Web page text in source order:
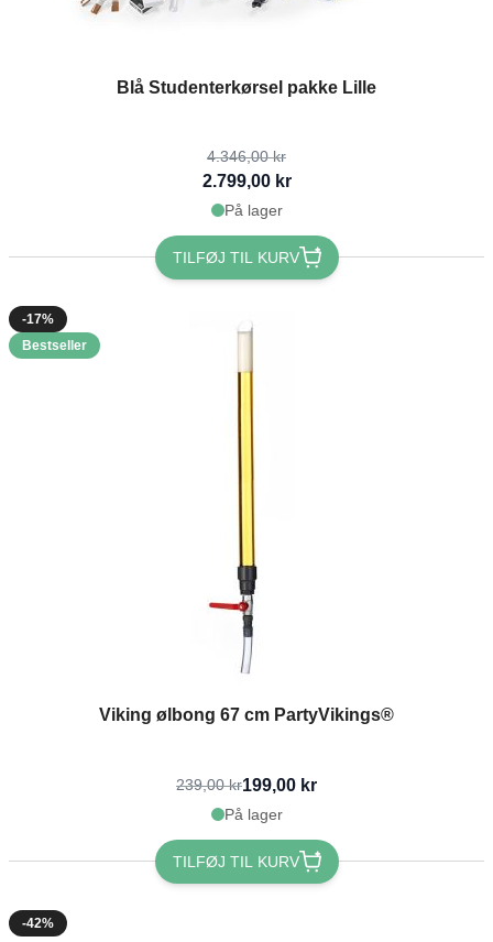
Blå Studenterkørsel pakke Lille
The price depends on the options chosen on the product page
4.346,00 kr
2.799,00 kr
På lager
TILFØJ TIL KURV
-17%
Bestseller
Viking ølbong 67 cm PartyVikings®
239,00 kr199,00 kr
På lager
TILFØJ TIL KURV
-42%